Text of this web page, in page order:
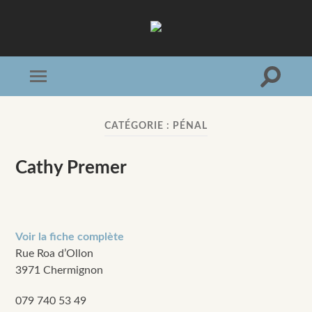
de
mobile
Toggle
CATÉGORIE : PÉNAL
Cathy Premer
Voir la fiche complète
Rue Roa d’Ollon
3971 Chermignon
079 740 53 49